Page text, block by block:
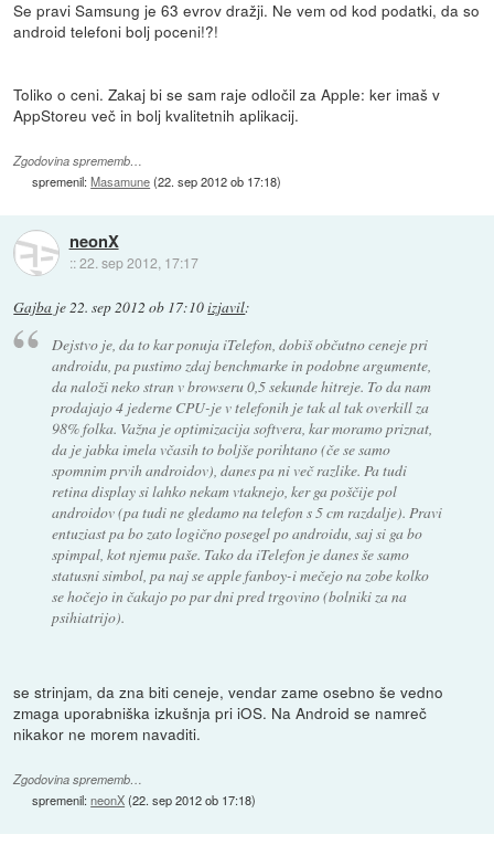
Se pravi Samsung je 63 evrov dražji. Ne vem od kod podatki, da so
android telefoni bolj poceni!?!
Toliko o ceni. Zakaj bi se sam raje odločil za Apple: ker imaš v
AppStoreu več in bolj kvalitetnih aplikacij.
Zgodovina sprememb…
spremenil:Masamune(22. sep 2012 ob 17:18)
neonX
::22. sep 2012, 17:17
Gajba je22. sep 2012 ob 17:10izjavil:
Dejstvo je, da to kar ponuja iTelefon, dobiš občutno ceneje pri
androidu, pa pustimo zdaj benchmarke in podobne argumente,
da naloži neko stran v browseru 0,5 sekunde hitreje. To da nam
prodajajo 4 jederne CPU-je v telefonih je tak al tak overkill za
98% folka. Važna je optimizacija softvera, kar moramo priznat,
da je jabka imela včasih to boljše porihtano (če se samo
spomnim prvih androidov), danes pa ni več razlike. Pa tudi
retina display si lahko nekam vtaknejo, ker ga poščije pol
androidov (pa tudi ne gledamo na telefon s 5 cm razdalje). Pravi
entuziast pa bo zato logično posegel po androidu, saj si ga bo
spimpal, kot njemu paše. Tako da iTelefon je danes še samo
statusni simbol, pa naj se apple fanboy-i mečejo na zobe kolko
se hočejo in čakajo po par dni pred trgovino (bolniki za na
psihiatrijo).
se strinjam, da zna biti ceneje, vendar zame osebno še vedno
zmaga uporabniška izkušnja pri iOS. Na Android se namreč
nikakor ne morem navaditi.
Zgodovina sprememb…
spremenil:neonX(22. sep 2012 ob 17:18)